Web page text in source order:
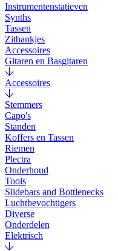
Instrumentenstatieven
Synths
Tassen
Zitbankjes
Accessoires
Gitaren en Basgitaren
Accessoires
Stemmers
Capo's
Standen
Koffers en Tassen
Riemen
Plectra
Onderhoud
Tools
Slidebars and Bottlenecks
Luchtbevochtigers
Diverse
Onderdelen
Elektrisch